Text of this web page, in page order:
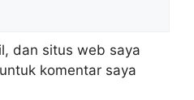
dan situs web saya
komentar saya